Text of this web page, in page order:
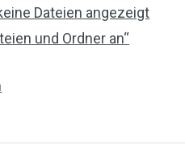
Dateien angezeigt
und Ordner an“